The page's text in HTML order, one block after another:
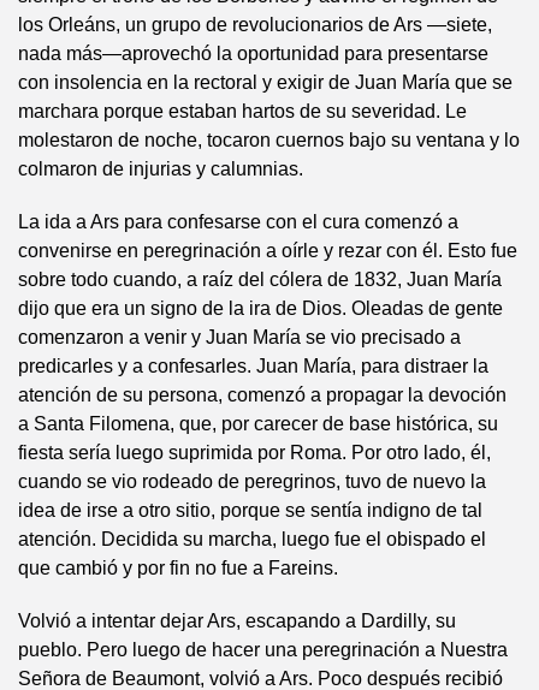
los Orleáns, un grupo de revolucionarios de Ars —siete,
nada más—aprovechó la oportunidad para presentarse
con insolencia en la rectoral y exigir de Juan María que se
marchara porque estaban hartos de su severidad. Le
molestaron de noche, tocaron cuernos bajo su ventana y lo
colmaron de injurias y calumnias.
La ida a Ars para confesarse con el cura comenzó a
convenirse en peregrinación a oírle y rezar con él. Esto fue
sobre todo cuando, a raíz del cólera de 1832, Juan María
dijo que era un signo de la ira de Dios. Oleadas de gente
comenzaron a venir y Juan María se vio precisado a
predicarles y a confesarles. Juan María, para distraer la
atención de su persona, comenzó a propagar la devoción
a Santa Filomena, que, por carecer de base histórica, su
fiesta sería luego suprimida por Roma. Por otro lado, él,
cuando se vio rodeado de peregrinos, tuvo de nuevo la
idea de irse a otro sitio, porque se sentía indigno de tal
atención. Decidida su marcha, luego fue el obispado el
que cambió y por fin no fue a Fareins.
Volvió a intentar dejar Ars, escapando a Dardilly, su
pueblo. Pero luego de hacer una peregrinación a Nuestra
Señora de Beaumont, volvió a Ars. Poco después recibió